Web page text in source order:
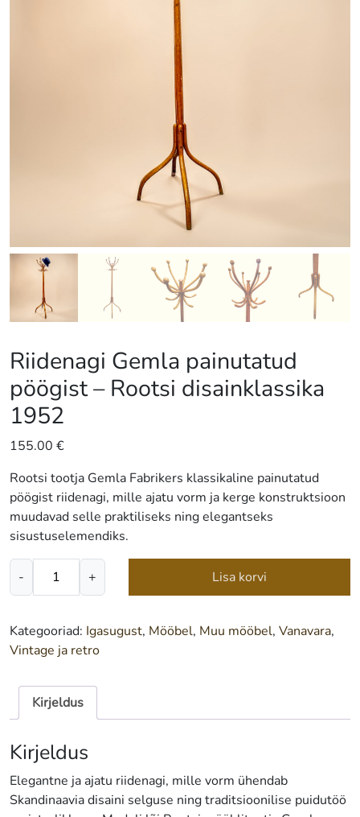
Riidenagi Gemla painutatud
pöögist – Rootsi disainklassika
1952
155.00 €
Rootsi tootja Gemla Fabrikers klassikaline painutatud
pöögist riidenagi, mille ajatu vorm ja kerge konstruktsioon
muudavad selle praktiliseks ning elegantseks
sisustuselemendiks.
-
Riidenagi
pöögist
-
disainklassika
1952
kogus
+ Lisa korvi
Kategooriad: Igasugust, Mööbel, Muu mööbel, Vanavara,
Vintage ja retro
Kirjeldus
Kirjeldus
Elegantne ja ajatu riidenagi, mille vorm ühendab
Skandinaavia disaini selguse ning traditsioonilise puidutöö